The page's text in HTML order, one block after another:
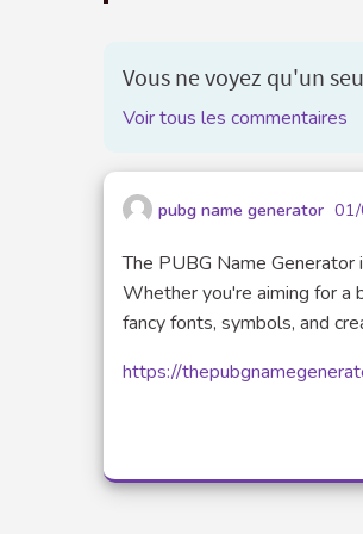
Vous ne voyez qu'un
Voir tous les commentaires
pubg name generator
The PUBG Name
Whether you're aiming for a
fancy fonts, symbols, and
https://